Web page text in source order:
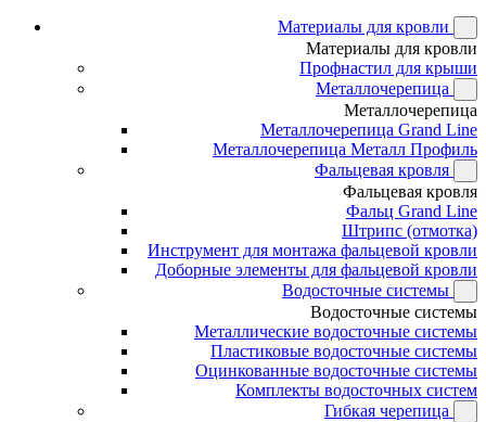
Материалы для кровли
Материалы для кровли
Профнастил для крыши
Металлочерепица
Металлочерепица
Металлочерепица Grand Line
Металлочерепица Металл Профиль
Фальцевая кровля
Фальцевая кровля
Фальц Grand Line
Штрипс (отмотка)
Инструмент для монтажа фальцевой кровли
Доборные элементы для фальцевой кровли
Водосточные системы
Водосточные системы
Металлические водосточные системы
Пластиковые водосточные системы
Оцинкованные водосточные системы
Комплекты водосточных систем
Гибкая черепица